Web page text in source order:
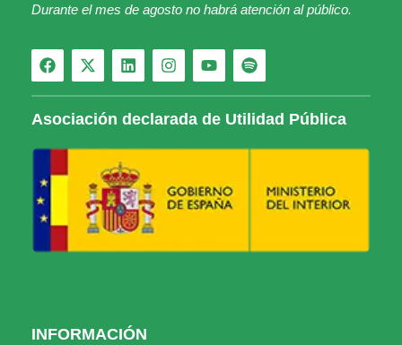
Durante el mes de agosto no habrá atención al público.
Asociación declarada de Utilidad Pública
INFORMACIÓN